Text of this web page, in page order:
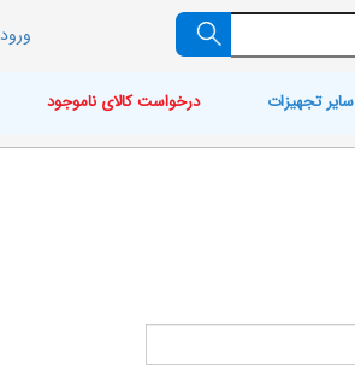
ورود
سایر تجهیزات درخواست کالای ناموجود